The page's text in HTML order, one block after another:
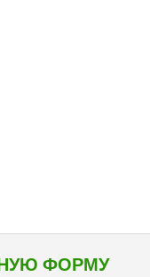
ФОРМУ